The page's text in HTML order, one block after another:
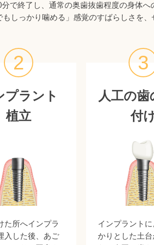
で終了し、通常の奥歯抜歯程度の身体へ
しっかり噛める」感覚のすばらしさを、
2
プラント
植立
た所へインプラ
入した後、あご
3
人工の歯
付
インプラント
かりとした土台